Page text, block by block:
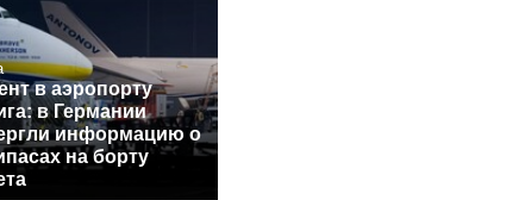
в аэропорту
в Германии
информацию о
на борту